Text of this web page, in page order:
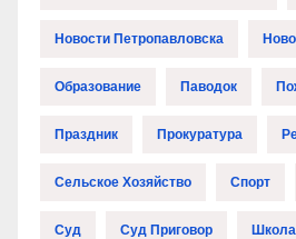
Новости Петропавловска
Образование Паводок
Праздник Прокуратура
Сельское Хозяйство Спорт
Суд Суд Приговор Школа